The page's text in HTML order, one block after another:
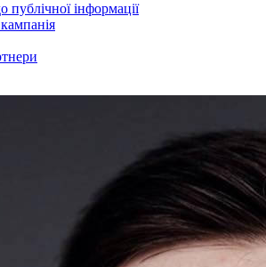
публічної інформації